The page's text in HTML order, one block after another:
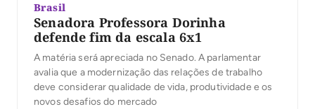
Brasil
Senadora Professora Dorinha
defende fim da escala 6x1
A matéria será apreciada no Senado. A parlamentar
avalia que a modernização das relações de trabalho
deve considerar qualidade de vida, produtividade e os
novos desafios do mercado